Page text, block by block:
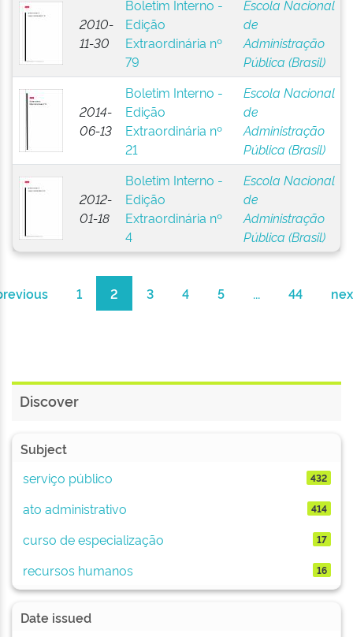
2010-
11-30
Boletim Interno -
Edição
Extraordinária nº
79
Escola Nacional
de
Administração
Pública (Brasil)
2014-
06-13
Boletim Interno -
Edição
Extraordinária nº
21
Escola Nacional
de
Administração
Pública (Brasil)
2012-
01-18
Boletim Interno -
Edição
Extraordinária nº
4
Escola Nacional
de
Administração
Pública (Brasil)
1 2 3 4 5 ... 44
Discover
Subject
serviço público
432
ato administrativo 414
curso de especialização 17
recursos humanos 16
Date issued